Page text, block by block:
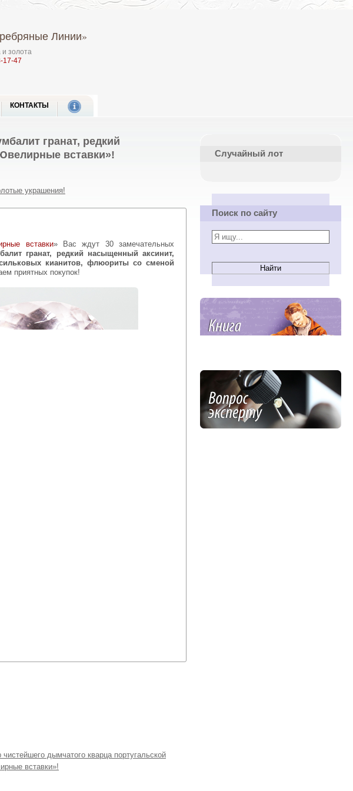
Линии»
золота
17-47
КОНТАКТЫ
гранат, редкий
вставки»!
украшения!
вставки» Вас ждут 30 замечательных
гранат, редкий насыщенный аксинит,
кианитов, флюориты со сменой
приятных покупок!
дымчатого кварца португальской
вставки»!
Случайный лот
Поиск по сайту